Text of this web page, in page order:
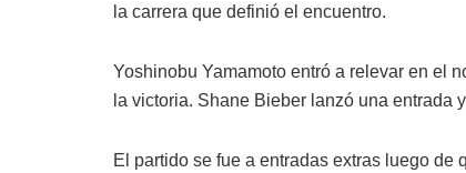
la carrera que definió el encuentro.
Yoshinobu Yamamoto entró a relevar en el
la victoria. Shane Bieber lanzó una entrada
El partido se fue a entradas extras luego de